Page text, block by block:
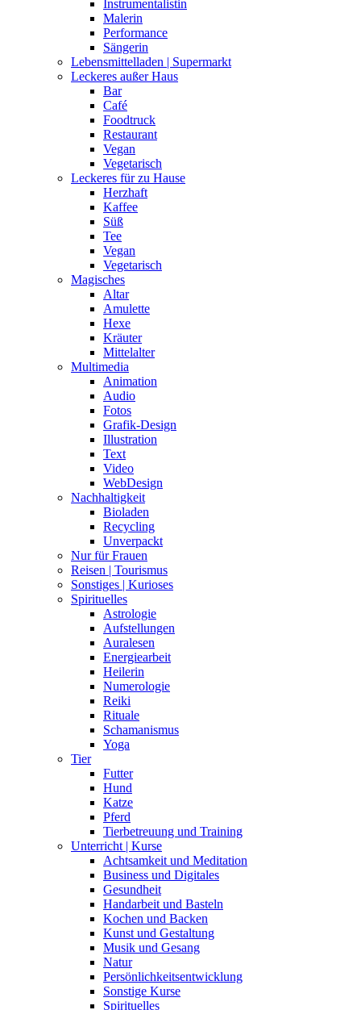
Instrumentalistin
Malerin
Performance
Sängerin
Lebensmittelladen | Supermarkt
Leckeres außer Haus
Bar
Café
Foodtruck
Restaurant
Vegan
Vegetarisch
Leckeres für zu Hause
Herzhaft
Kaffee
Süß
Tee
Vegan
Vegetarisch
Magisches
Altar
Amulette
Hexe
Kräuter
Mittelalter
Multimedia
Animation
Audio
Fotos
Grafik-Design
Illustration
Text
Video
WebDesign
Nachhaltigkeit
Bioladen
Recycling
Unverpackt
Nur für Frauen
Reisen | Tourismus
Sonstiges | Kurioses
Spirituelles
Astrologie
Aufstellungen
Auralesen
Energiearbeit
Heilerin
Numerologie
Reiki
Rituale
Schamanismus
Yoga
Tier
Futter
Hund
Katze
Pferd
Tierbetreuung und Training
Unterricht | Kurse
Achtsamkeit und Meditation
Business und Digitales
Gesundheit
Handarbeit und Basteln
Kochen und Backen
Kunst und Gestaltung
Musik und Gesang
Natur
Persönlichkeitsentwicklung
Sonstige Kurse
Spirituelles